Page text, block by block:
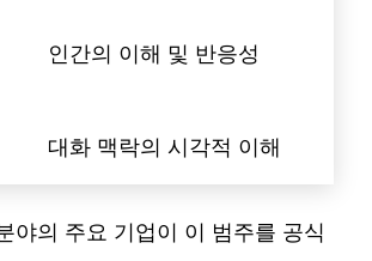
인간의 이해 및 반응성
대화 맥락의 시각적 이해
야의 주요 기업이 이 범주를 공식